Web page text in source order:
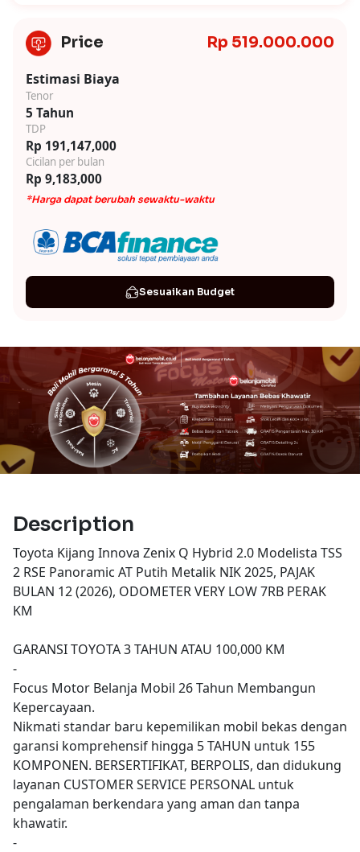
Price Rp 519.000.000
Estimasi Biaya
Tenor
5 Tahun
TDP
Rp 191,147,000
Cicilan per bulan
Rp 9,183,000
*Harga dapat berubah sewaktu-waktu
Sesuaikan Budget
Description
Toyota Kijang Innova Zenix Q Hybrid 2.0 Modelista TSS
2 RSE Panoramic AT Putih Metalik NIK 2025, PAJAK
BULAN 12 (2026), ODOMETER VERY LOW 7RB PERAK
KM
GARANSI TOYOTA 3 TAHUN ATAU 100,000 KM
-
Focus Motor Belanja Mobil 26 Tahun Membangun
Kepercayaan.
Nikmati standar baru kepemilikan mobil bekas dengan
garansi komprehensif hingga 5 TAHUN untuk 155
KOMPONEN. BERSERTIFIKAT, BERPOLIS, dan didukung
layanan CUSTOMER SERVICE PERSONAL untuk
pengalaman berkendara yang aman dan tanpa
khawatir.
-